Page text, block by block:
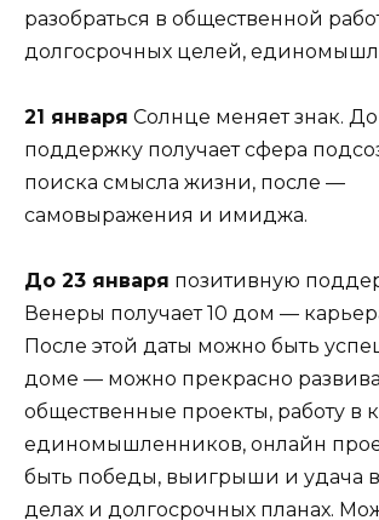
разобраться в общественной
долгосрочных целей,
21 января Солнце меняет знак. До
поддержку получает сфера
поиска смысла жизни, после —
самовыражения и имиджа.
До 23 января позитивную
Венеры получает 10 дом —
После этой даты можно быть
доме — можно прекрасно
общественные проекты, работу в
единомышленников, онлайн
быть победы, выигрыши и удача
делах и долгосрочных планах.